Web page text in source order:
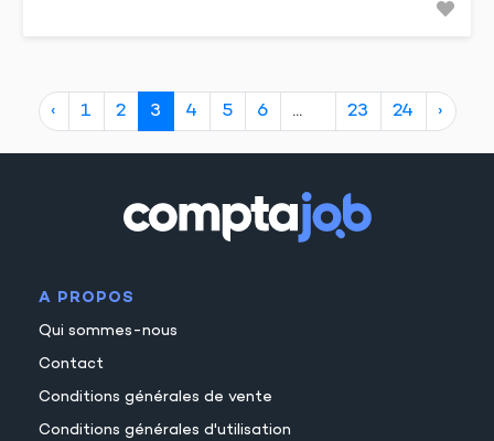
‹ 1 2 3 4 5
6
10
20
23 24 ›
A PROPOS
Qui sommes-nous
Contact
Conditions générales de vente
Conditions générales d'utilisation